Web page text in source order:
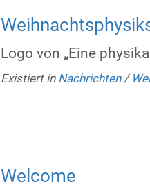
Logo von „Eine
Existiert in Nachrichten /
Welcome